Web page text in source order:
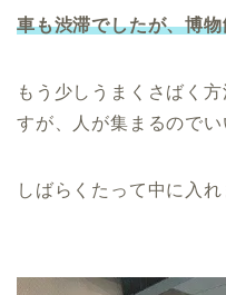
車も渋滞でしたが、博
もう少しうまくさばく
すが、人が集まるのでい
しばらくたって中に入れ